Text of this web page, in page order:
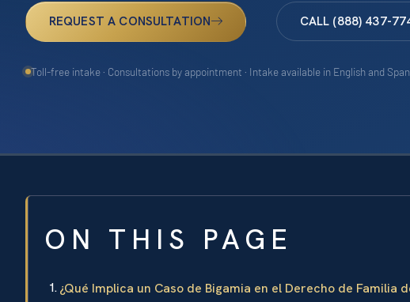
REQUEST A CONSULTATION CALL (888) 437-
Toll-free intake · Consultations by appointment · Intake available in English and
ON THIS PAGE
¿Qué Implica un Caso de Bigamia en el Derecho de Familia